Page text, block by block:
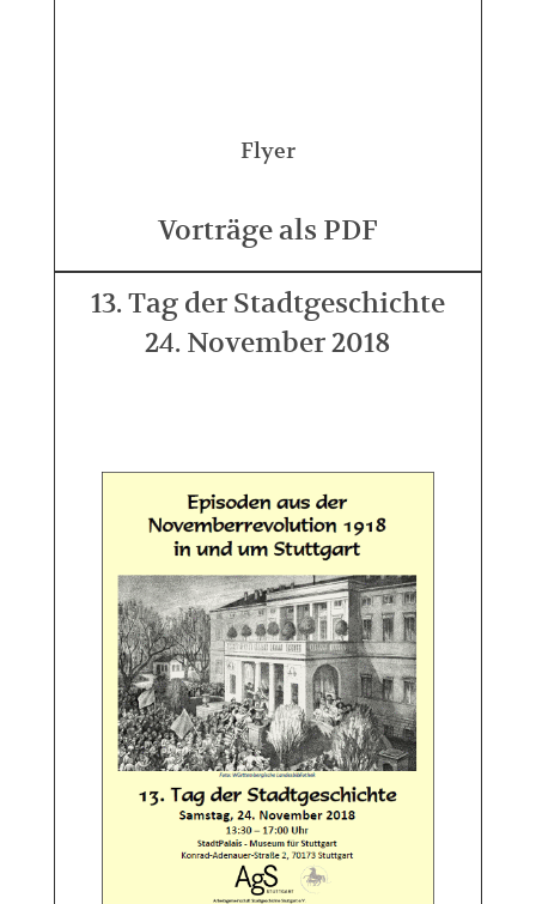
Flyer
Vorträge als PDF
13. Tag der Stadtgeschichte
24. November 2018